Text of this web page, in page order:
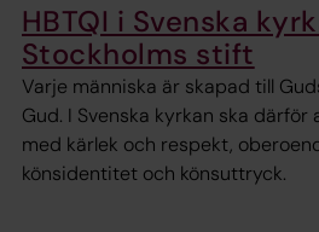
HBTQI i Svenska
Stockholms stift
Varje människa är skapad till
Gud. I Svenska kyrkan ska därför
med kärlek och respekt,
könsidentitet och könsuttryck.